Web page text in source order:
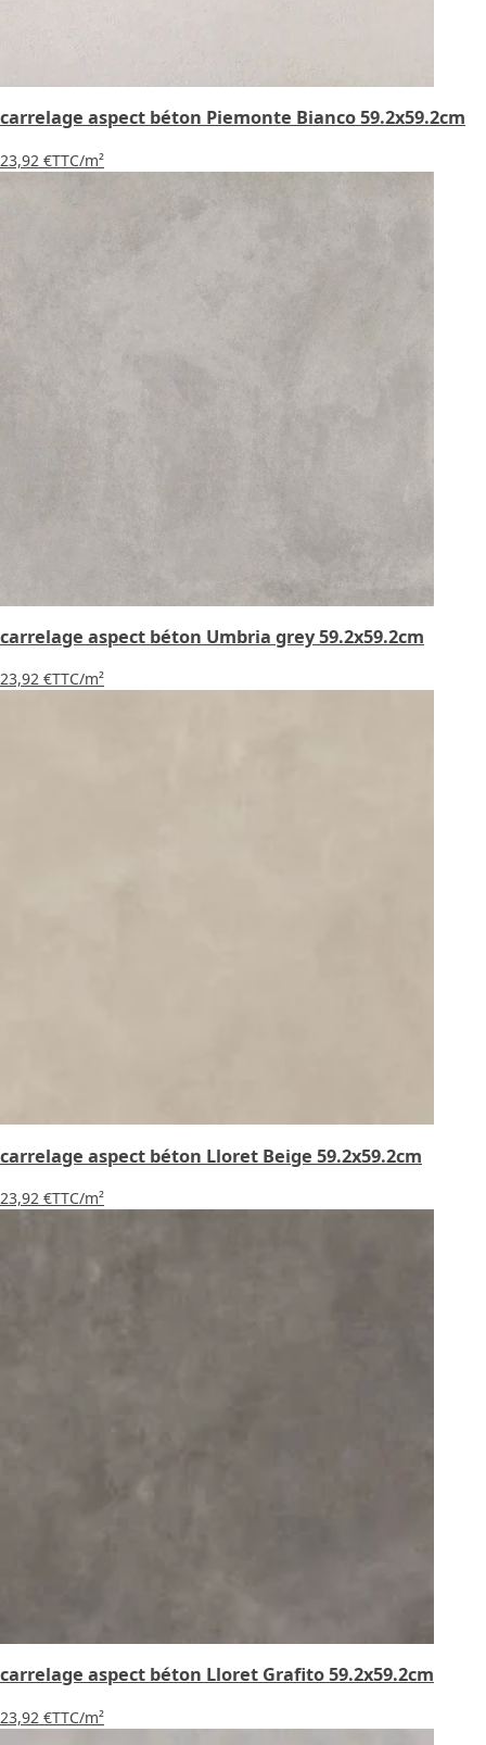
carrelage aspect béton Piemonte Bianco 59.2x59.2cm
23,92 €TTC/m²
carrelage aspect béton Umbria grey 59.2x59.2cm
23,92 €TTC/m²
carrelage aspect béton Lloret Beige 59.2x59.2cm
23,92 €TTC/m²
carrelage aspect béton Lloret Grafito 59.2x59.2cm
23,92 €TTC/m²